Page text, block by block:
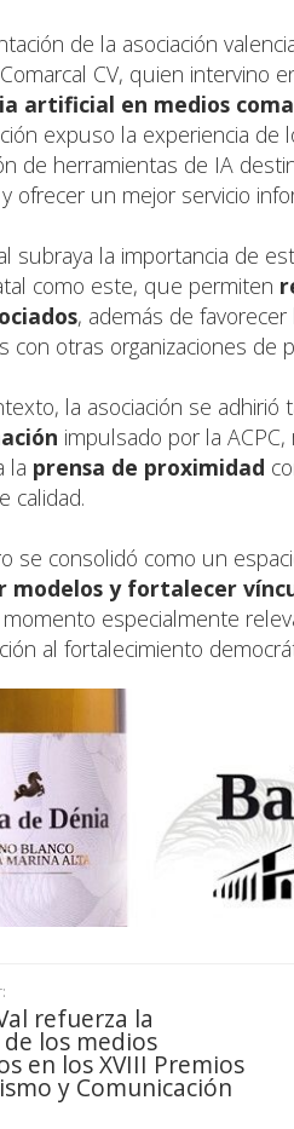
de la asociación
CV, quien intervino
artificial en medios
expuso la experiencia de
de herramientas de IA
ofrecer un mejor servicio
subraya la importancia de
como este, que permiten
, además de
con otras organizaciones de
la asociación se adhirió
impulsado por la
la prensa de proximidad
calidad.
se consolidó como un
modelos y fortalecer
especialmente
al fortalecimiento
refuerza la
los medios
en los XVIII Premios
y Comunicación